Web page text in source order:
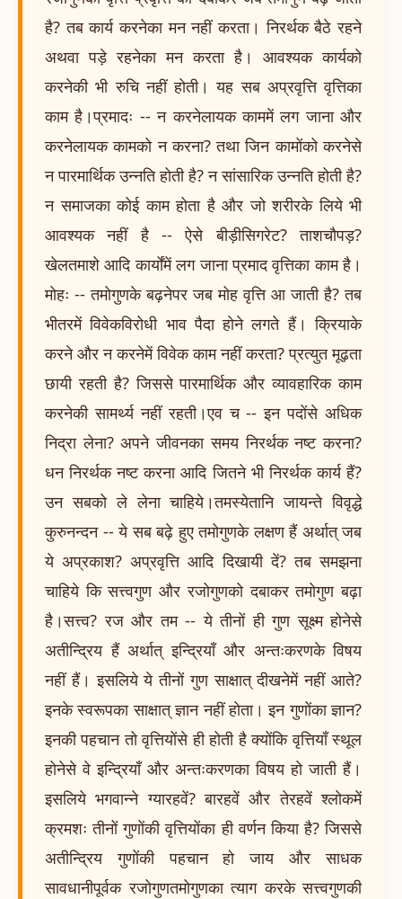
है? तब कार्य करनेका मन नहीं करता। निरर्थक बैठे रहने
अथवा पड़े रहनेका मन करता है। आवश्यक कार्यको
करनेकी भी रुचि नहीं होती। यह सब अप्रवृत्ति वृत्तिका
काम है।प्रमादः -- न करनेलायक काममें लग जाना और
करनेलायक कामको न करना? तथा जिन कामोंको करनेसे
न पारमार्थिक उन्नति होती है? न सांसारिक उन्नति होती है?
न समाजका कोई काम होता है और जो शरीरके लिये भी
आवश्यक नहीं है -- ऐसे बीड़ीसिगरेट? ताशचौपड़?
खेलतमाशे आदि कार्योंमें लग जाना प्रमाद वृत्तिका काम है।
मोहः -- तमोगुणके बढ़नेपर जब मोह वृत्ति आ जाती है? तब
भीतरमें विवेकविरोधी भाव पैदा होने लगते हैं। क्रियाके
करने और न करनेमें विवेक काम नहीं करता? प्रत्युत मूढ़ता
छायी रहती है? जिससे पारमार्थिक और व्यावहारिक काम
करनेकी सामर्थ्य नहीं रहती।एव च -- इन पदोंसे अधिक
निद्रा लेना? अपने जीवनका समय निरर्थक नष्ट करना?
धन निरर्थक नष्ट करना आदि जितने भी निरर्थक कार्य हैं?
उन सबको ले लेना चाहिये।तमस्येतानि जायन्ते विवृद्धे
कुरुनन्दन -- ये सब बढ़े हुए तमोगुणके लक्षण हैं अर्थात् जब
ये अप्रकाश? अप्रवृत्ति आदि दिखायी दें? तब समझना
चाहिये कि सत्त्वगुण और रजोगुणको दबाकर तमोगुण बढ़ा
है।सत्त्व? रज और तम -- ये तीनों ही गुण सूक्ष्म होनेसे
अतीन्द्रिय हैं अर्थात् इन्द्रियाँ और अन्तःकरणके विषय
नहीं हैं। इसलिये ये तीनों गुण साक्षात् दीखनेमें नहीं आते?
इनके स्वरूपका साक्षात् ज्ञान नहीं होता। इन गुणोंका ज्ञान?
इनकी पहचान तो वृत्तियोंसे ही होती है क्योंकि वृत्तियाँ स्थूल
होनेसे वे इन्द्रियाँ और अन्तःकरणका विषय हो जाती हैं।
इसलिये भगवान्ने ग्यारहवें? बारहवें और तेरहवें श्लोकमें
क्रमशः तीनों गुणोंकी वृत्तियोंका ही वर्णन किया है? जिससे
अतीन्द्रिय गुणोंकी पहचान हो जाय और साधक
सावधानीपूर्वक रजोगुणतमोगुणका त्याग करके सत्त्वगुणकी